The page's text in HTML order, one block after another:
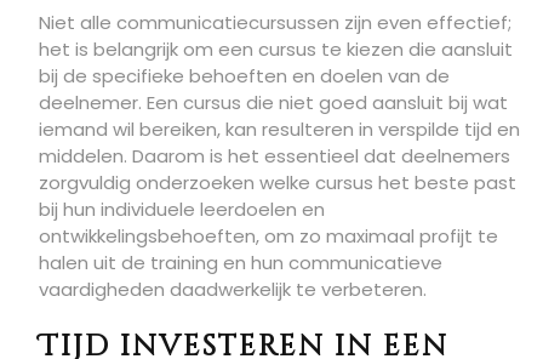
Niet alle communicatiecursussen zijn even effectief;
het is belangrijk om een cursus te kiezen die aansluit
bij de specifieke behoeften en doelen van de
deelnemer. Een cursus die niet goed aansluit bij wat
iemand wil bereiken, kan resulteren in verspilde tijd en
middelen. Daarom is het essentieel dat deelnemers
zorgvuldig onderzoeken welke cursus het beste past
bij hun individuele leerdoelen en
ontwikkelingsbehoeften, om zo maximaal profijt te
halen uit de training en hun communicatieve
vaardigheden daadwerkelijk te verbeteren.
Tijd investeren in een